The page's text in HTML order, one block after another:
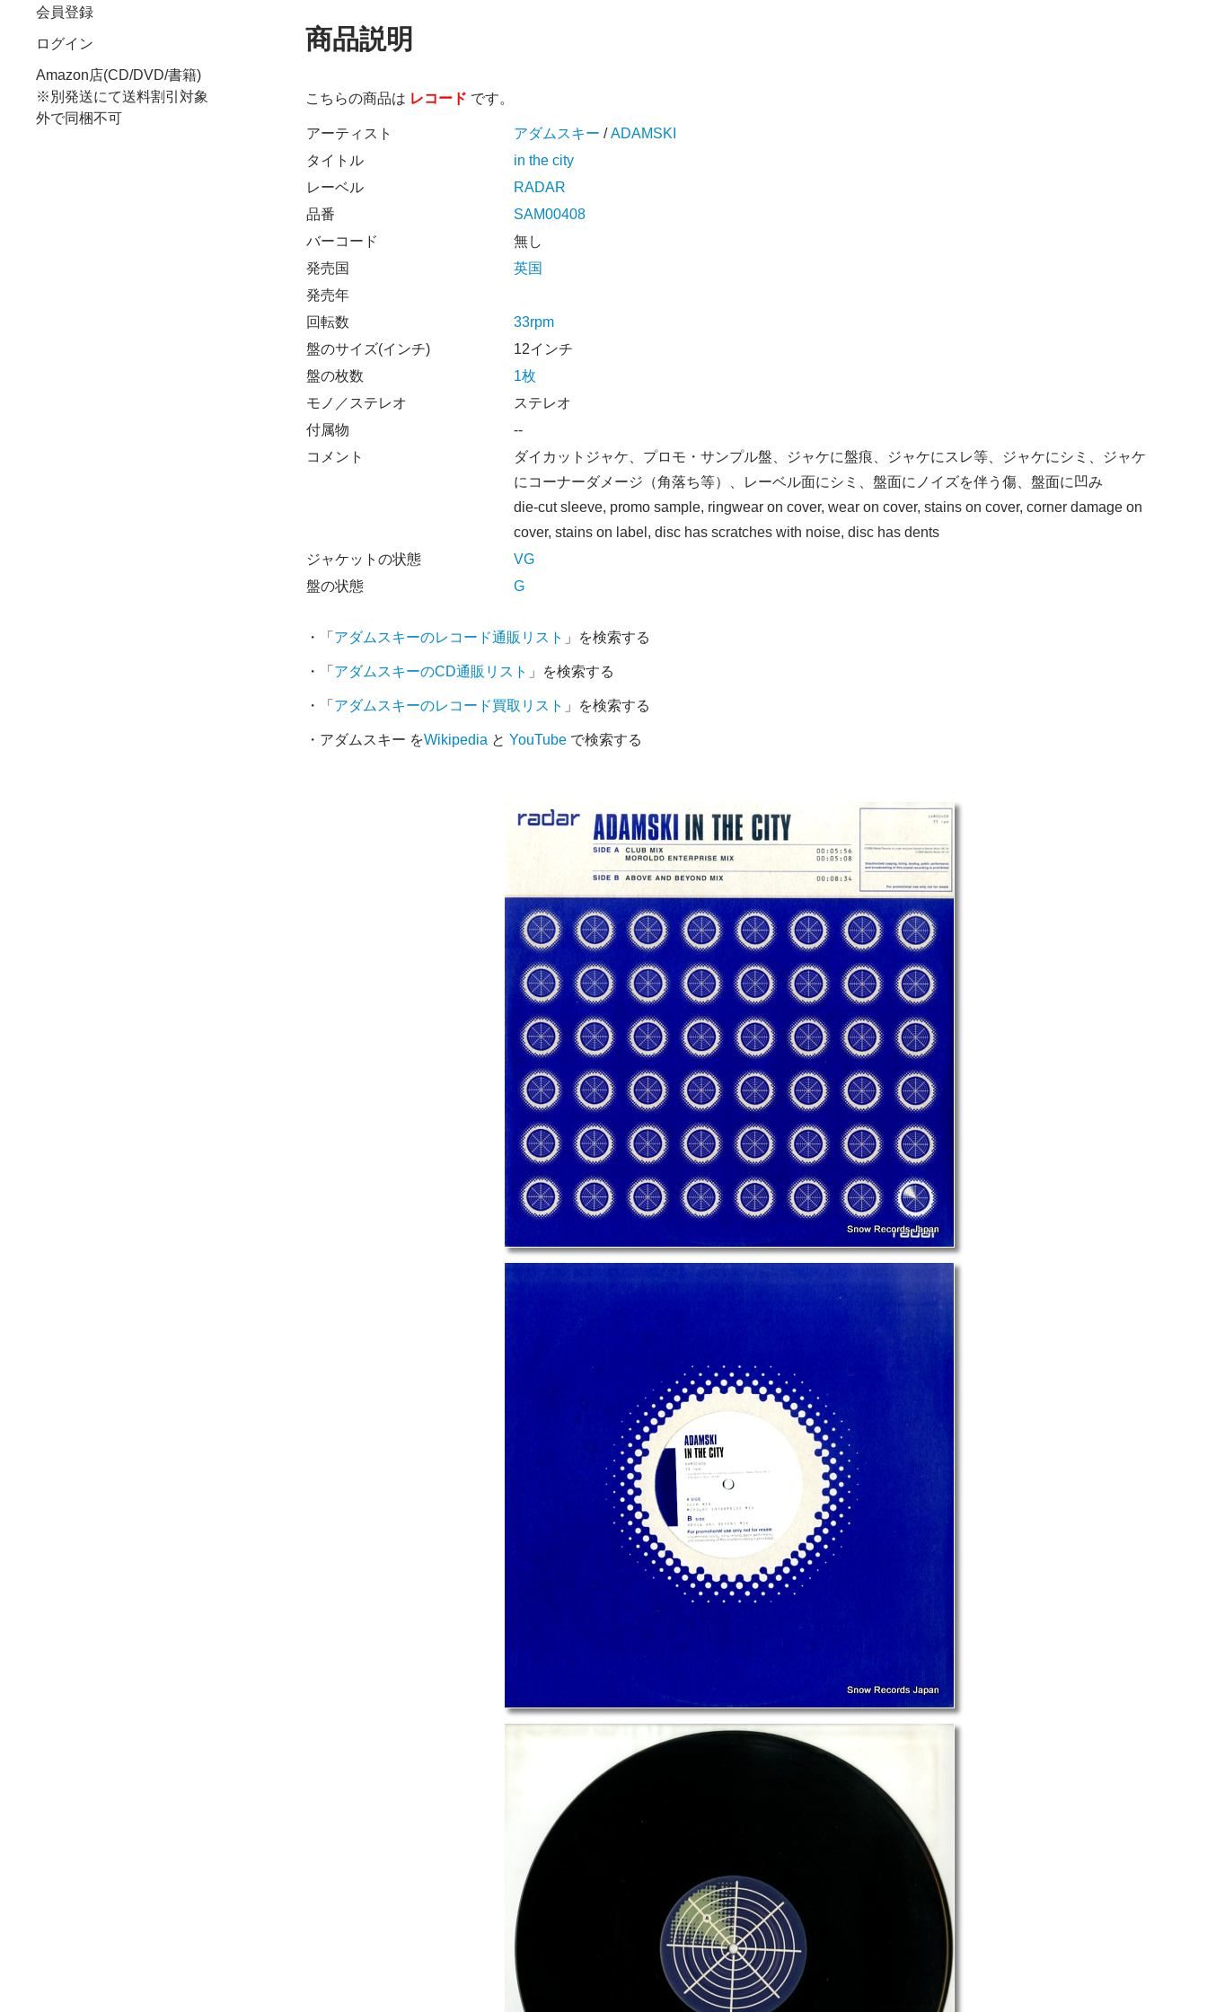
会員登録
ログイン
Amazon店(CD/DVD/書籍)
※別発送にて送料割引対象
外で同梱不可
商品説明
こちらの商品は レコード です。
アーティスト アダムスキー /ADAMSKI
タイトル
in the city
レーベル
RADAR
品番
SAM00408
バーコード
無し
発売国
英国
発売年
回転数
33rpm
盤のサイズ(インチ)
12インチ
盤の枚数
1枚
モノ／ステレオ
ステレオ
付属物
--
コメント
ダイカットジャケ、プロモ・サンプル盤、ジャケに盤痕、ジャケにスレ等、ジャケにシミ、ジャケ
にコーナーダメージ（角落ち等）、レーベル面にシミ、盤面にノイズを伴う傷、盤面に凹み
die-cut sleeve, promo sample, ringwear on cover, wear on cover, stains on cover, corner damage on
cover, stains on label, disc has scratches with noise, disc has dents
ジャケットの状態
VG
盤の状態
G
・「 アダムスキーのレコード通販リスト 」を検索する
・「 アダムスキーのCD通販リスト 」を検索する
・「 アダムスキーのレコード買取リスト 」を検索する
・アダムスキー をWikipedia と YouTube で検索する